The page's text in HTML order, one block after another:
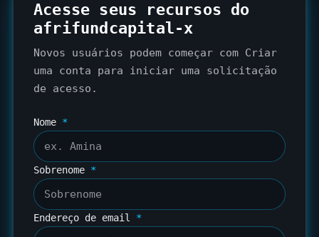
Acesse seus recursos do
afrifundcapital-x
Novos usuários podem começar com Criar
uma conta para iniciar uma solicitação
de acesso.
Nome *
Sobrenome *
Endereço de email *